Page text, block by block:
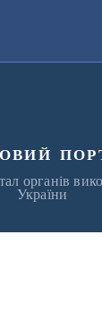
органів
України